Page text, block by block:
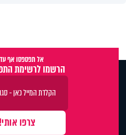
אל תפספסו אף
הרשמו לרשימת